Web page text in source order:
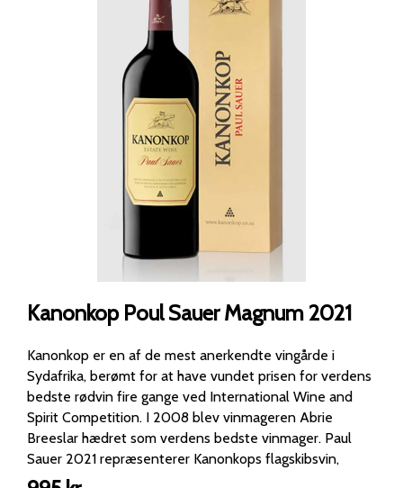
Kanonkop Poul Sauer Magnum 2021
Kanonkop er en af de mest anerkendte vingårde i
Sydafrika, berømt for at have vundet prisen for verdens
bedste rødvin fire gange ved International Wine and
Spirit Competition. I 2008 blev vinmageren Abrie
Breeslar hædret som verdens bedste vinmager. Paul
Sauer 2021 repræsenterer Kanonkops flagskibsvin,
sammensat af 62% Cabernet Sauvignon, 25% Cabernet